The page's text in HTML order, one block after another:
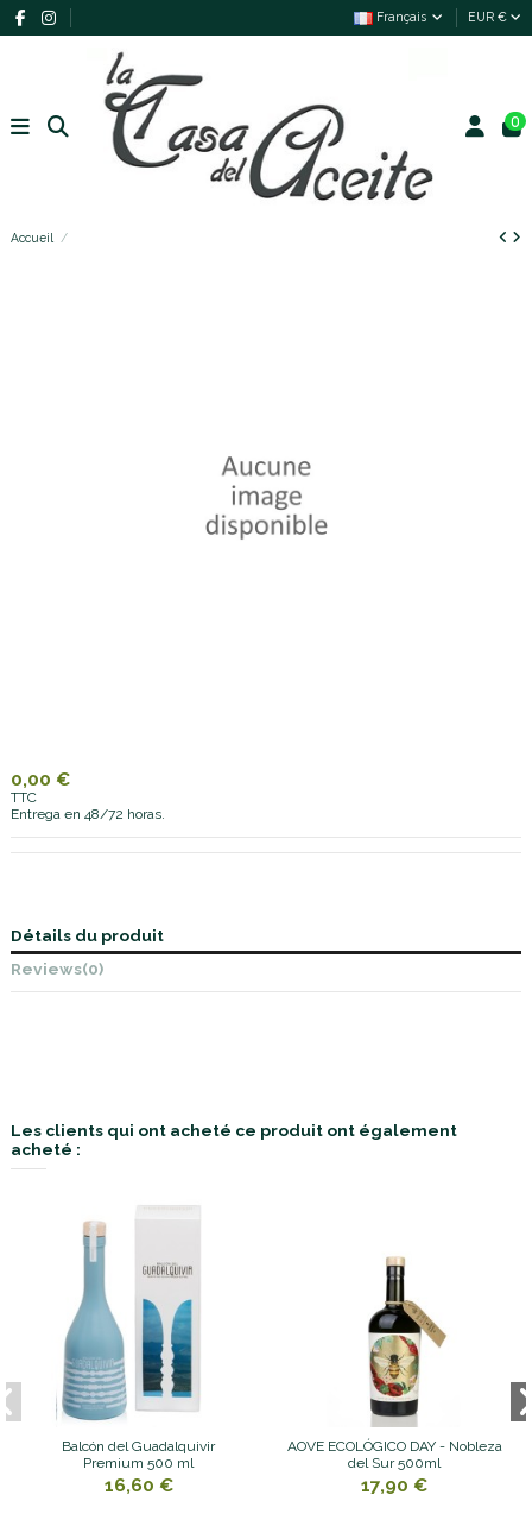
Français EUR €
0
Accueil
0,00 €
TTC
Entrega en 48/72 horas.
Détails du produit
Reviews(0)
Les clients qui ont acheté ce produit ont également
acheté :
Balcón del Guadalquivir
Premium 500 ml
16,60 €
AOVE ECOLÓGICO DAY - Nobleza
del Sur 500ml
17,90 €